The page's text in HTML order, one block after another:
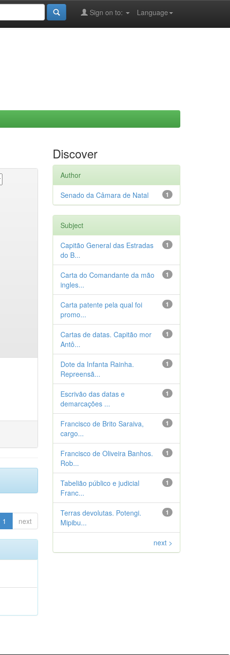
Language
Sign on to:
1 next
Discover
Author
1
Senado da Câmara de Natal
Subject
1
Capitão General das Estradas
do B...
1
Carta do Comandante da mão
ingles...
1
Carta patente pela qual foi
promo...
1
Cartas de datas. Capitão mor
Antô...
1
Dote da Infanta Rainha.
Repreensã...
1
Escrivão das datas e
demarcações ...
1
Francisco de Brito Saraiva,
cargo...
1
Francisco de Oliveira Banhos.
Rob...
1
Tabelião público e judicial
Franc...
1
Terras devolutas. Potengi.
Mipibu...
next >